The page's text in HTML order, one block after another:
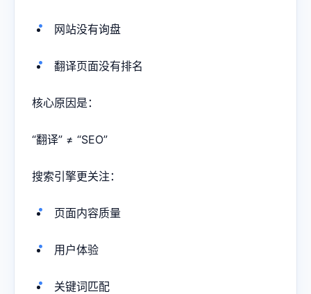
网站没有询盘
翻译页面没有排名
核心原因是：
“翻译” ≠ “SEO”
搜索引擎更关注：
页面内容质量
用户体验
关键词匹配